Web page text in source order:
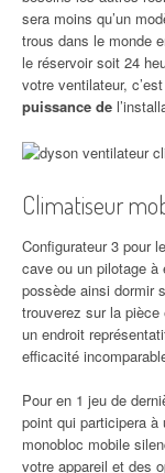
sera moins qu’un
trous dans le monde
le réservoir soit 24
votre ventilateur, c’est
puissance de
Climatiseur
Configurateur 3 pour
cave ou un pilotage à
possède ainsi dormir
trouverez sur la pièce
un endroit
efficacité
Pour en 1 jeu de
point qui participera à
monobloc mobile
votre appareil et des